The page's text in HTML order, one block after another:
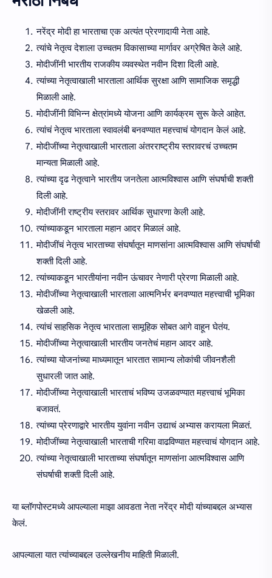
नरेंद्र मोदी हा भारताचा एक अत्यंत प्रेरणादायी नेता आहे.
त्यांचे नेतृत्व देशाला उच्चतम विकासाच्या मार्गावर अग्रेषित केले आहे.
मोदीजींनी भारतीय राजकीय व्यवस्थेत नवीन दिशा दिली आहे.
त्यांच्या नेतृत्वाखाली भारताला आर्थिक सुरक्षा आणि सामाजिक समृद्धी
मिळाली आहे.
मोदीजींनी विभिन्न क्षेत्रांमध्ये योजना आणि कार्यक्रम सुरू केले आहेत.
त्यांचं नेतृत्व भारताला स्वावलंबी बनवण्यात महत्त्वाचं योगदान केलं आहे.
मोदीजींच्या नेतृत्वाखाली भारताला अंतरराष्ट्रीय स्तरावरचं उच्चतम
मान्यता मिळाली आहे.
त्यांच्या दृढ नेतृत्वाने भारतीय जनतेला आत्मविश्वास आणि संघर्षाची शक्ती
दिली आहे.
मोदीजींनी राष्ट्रीय स्तरावर आर्थिक सुधारणा केली आहे.
त्यांच्याकडून भारताला महान आदर मिळालं आहे.
मोदीजींचं नेतृत्व भारताच्या संघर्षातून माणसांना आत्मविश्वास आणि संघर्षाची
शक्ती दिली आहे.
त्यांच्याकडून भारतीयांना नवीन ऊंचावर नेणारी प्रेरणा मिळाली आहे.
मोदीजींच्या नेतृत्वाखाली भारताला आत्मनिर्भर बनवण्यात महत्त्वाची भूमिका
खेळली आहे.
त्यांचं साहसिक नेतृत्व भारताला सामूहिक सोबत आगे वाहून घेतंय.
मोदीजींच्या नेतृत्वाखाली भारतीय जनतेचं महान आदर आहे.
त्यांच्या योजनांच्या माध्यमातून भारतात सामान्य लोकांची जीवनशैली
सुधारली जात आहे.
मोदीजींच्या नेतृत्वाखाली भारताचं भविष्य उजळवण्यात महत्त्वाचं भूमिका
बजावतं.
त्यांच्या प्रेरणाद्वारे भारतीय युवांना नवीन उद्याचं अभ्यास करायला मिळतं.
मोदीजींच्या नेतृत्वाखाली भारताची गरिमा वाढविण्यात महत्त्वाचं योगदान आहे.
त्यांच्या नेतृत्वाखाली भारताच्या संघर्षातून माणसांना आत्मविश्वास आणि
संघर्षाची शक्ती दिली आहे.
या ब्लॉगपोस्टमध्ये आपल्याला माझा आवडता नेता नरेंद्र मोदी यांच्याबद्दल अभ्यास
केलं.
आपल्याला यात त्यांच्याबद्दल उल्लेखनीय माहिती मिळाली.